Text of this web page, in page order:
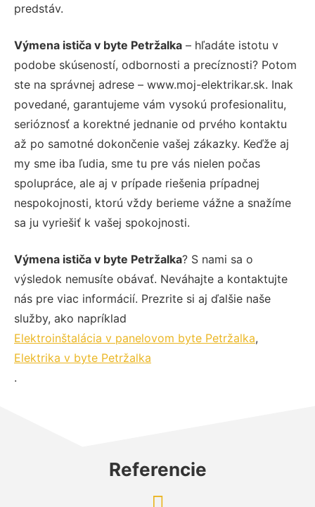
predstáv.
Výmena ističa v byte Petržalka – hľadáte istotu v
podobe skúseností, odbornosti a precíznosti? Potom
ste na správnej adrese – www.moj-elektrikar.sk. Inak
povedané, garantujeme vám vysokú profesionalitu,
serióznosť a korektné jednanie od prvého kontaktu
až po samotné dokončenie vašej zákazky. Keďže aj
my sme iba ľudia, sme tu pre vás nielen počas
spolupráce, ale aj v prípade riešenia prípadnej
nespokojnosti, ktorú vždy berieme vážne a snažíme
sa ju vyriešiť k vašej spokojnosti.
Výmena ističa v byte Petržalka? S nami sa o
výsledok nemusíte obávať. Neváhajte a kontaktujte
nás pre viac informácií. Prezrite si aj ďalšie naše
služby, ako napríklad
Elektroinštalácia v panelovom byte Petržalka,
Elektrika v byte Petržalka
.
Referencie